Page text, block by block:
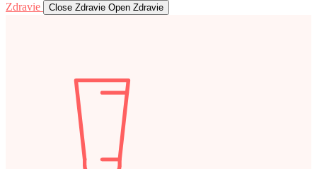
Zdravie
Close Zdravie Open Zdravie